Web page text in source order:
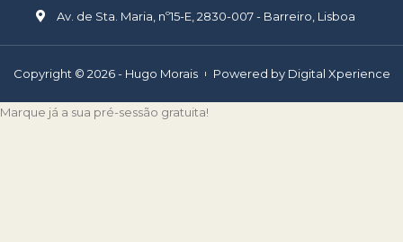
Av. de Sta. Maria, nº15-E, 2830-007 - Barreiro, Lisboa
Copyright © 2026 - Hugo Morais Powered by Digital Xperience
Marque já a sua pré-sessão gratuita!